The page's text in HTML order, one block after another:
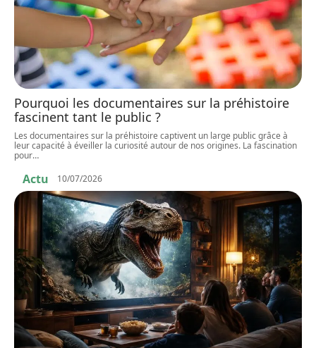
Pourquoi les documentaires sur la préhistoire
fascinent tant le public ?
Les documentaires sur la préhistoire captivent un large public grâce à
leur capacité à éveiller la curiosité autour de nos origines. La fascination
pour…
Actu 10/07/2026